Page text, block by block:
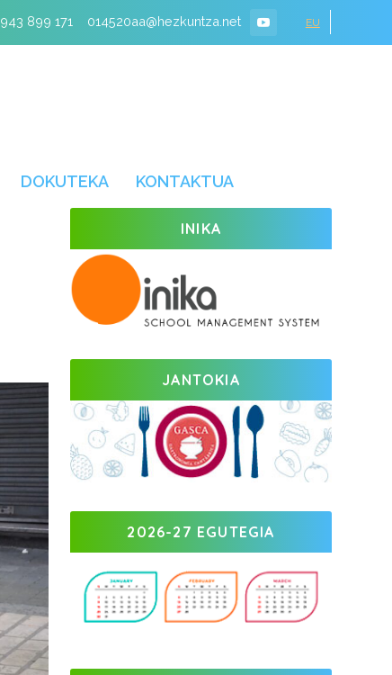
943 899 171 014520aa@hezkuntza.net EU
DOKUTEKA KONTAKTUA
INIKA
JANTOKIA
2026-27 EGUTEGIA